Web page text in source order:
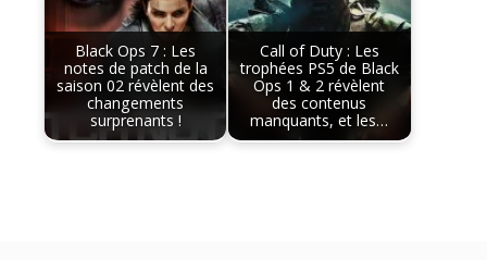
Black Ops 7 : Les
notes de patch de la
saison 02 révèlent des
changements
surprenants !
Call of Duty : Les
trophées PS5 de Black
Ops 1 & 2 révèlent
des contenus
manquants, et les…